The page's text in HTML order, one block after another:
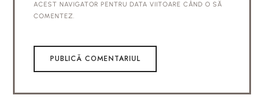
ACEST NAVIGATOR PENTRU DATA VIITOARE CÂND O SĂ
COMENTEZ.